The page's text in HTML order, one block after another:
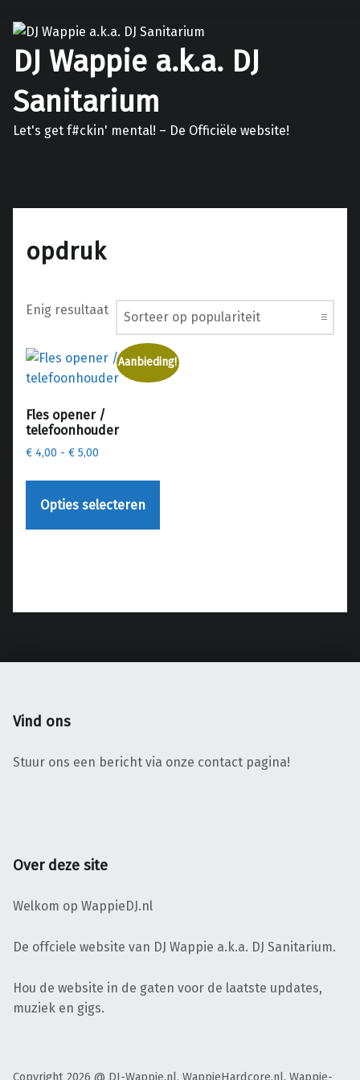
DJ Wappie a.k.a. DJ
Sanitarium
Let's get f#ckin' mental! – De Officiële website!
opdruk
Enig resultaat
Aanbieding!
Fles opener /
telefoonhouder
€ 4,00 - € 5,00
Opties selecteren
Dit product heeft meerdere variaties. Deze optie kan gekozen worden op de productpagina
Vind ons
Stuur ons een bericht via onze contact pagina!
Over deze site
Welkom op WappieDJ.nl
De offciele website van DJ Wappie a.k.a. DJ Sanitarium.
Hou de website in de gaten voor de laatste updates,
muziek en gigs.
Copyright 2026 @ DJ-Wappie.nl, WappieHardcore.nl, Wappie-